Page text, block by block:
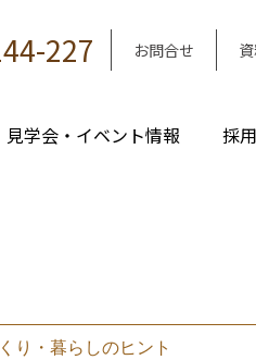
227 お問合せ
見学会・イベント情報 採
り・暮らしのヒント